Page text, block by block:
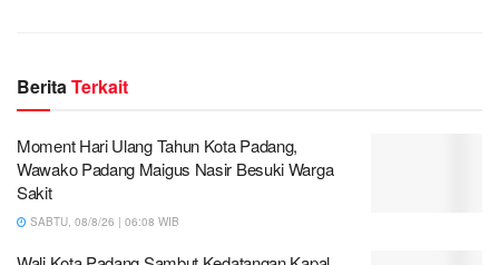
BeritaTerkait
Moment Hari Ulang Tahun Kota Padang,
Wawako Padang Maigus Nasir Besuki Warga
Sakit
SABTU, 08/8/26 | 06:08 WIB